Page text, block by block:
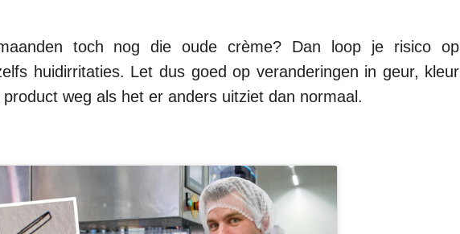
toch nog die oude crème? Dan loop je risico op
huidirritaties. Let dus goed op veranderingen in geur, kleur
weg als het er anders uitziet dan normaal.